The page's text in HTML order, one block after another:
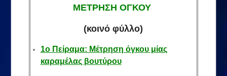
ΜΕΤΡΗΣΗ ΟΓΚΟΥ
(κοινό φύλλο)
1ο Πείραμα: Μέτρηση όγκου μίας
καραμέλας βουτύρου